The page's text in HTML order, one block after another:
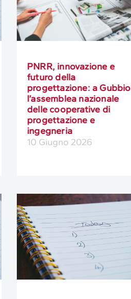
PNRR, innovazione e
futuro della
progettazione: a Gubbio
l’assemblea nazionale
delle cooperative di
progettazione e
ingegneria
10 Giugno 2026